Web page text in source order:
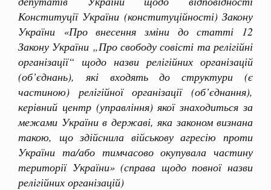
Конституції України (конституційності) Закону
України «Про внесення зміни до статті 12
Закону України „Про свободу совісті та релігійні
організації“ щодо назви релігійних організацій
(об’єднань), які входять до структури (є
частиною) релігійної організації (об’єднання),
керівний центр (управління) якої знаходиться за
межами України в державі, яка законом визнана
такою, що здійснила військову агресію проти
України та/або тимчасово окупувала частину
території України» (справа щодо повної назви
релігійних організацій)